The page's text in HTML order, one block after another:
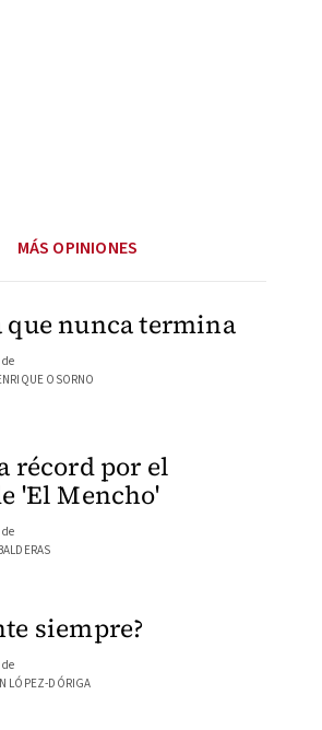
MÁS OPINIONES
que nunca termina
OSORNO
récord por el
'El Mencho'
siempre?
LÓPEZ-DÓRIGA